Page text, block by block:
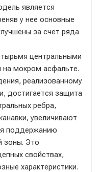
является
у нее основные
за счет ряда
центральными
на мокром асфальте.
реализованному
достигается защита
ребра,
увеличивают
поддержанию
зоны. Это
свойствах,
характеристики.